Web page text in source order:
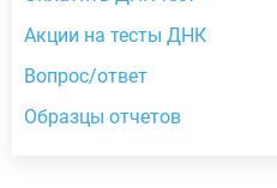
Акции на тесты ДНК
Вопрос/ответ
Образцы отчетов